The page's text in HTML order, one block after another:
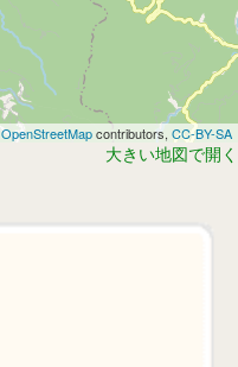
OpenStreetMapcontributors, CC-BY-SA
大きい地図で開く